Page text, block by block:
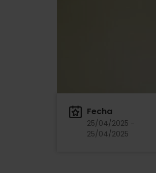
Fecha
25/04/2025 -
25/04/2025